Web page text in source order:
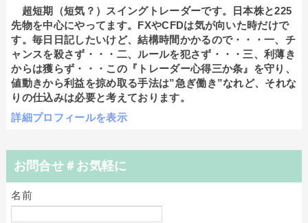
超短期（短気？）スイングトレーダーです。日本株と225
先物を中心にやってます。FXやCFDは気が向いた時だけで
す。毎日日記したいけど、結構時間かかるので・・・一、チ
ャンスを殺さず・・・二、ルールを犯さず・・・三、利薄き
からは獲らず・・・この『トレーダー心得三か条』を守り、
値動きから利益を掠め取る手法は”急ぎ働き”なれど、それな
りの仕込みは必要と考えております。
詳細プロフィールを表示
お問合せ＃お気軽に
名前